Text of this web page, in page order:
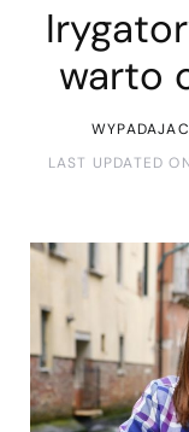
warto
LAST UPDATED